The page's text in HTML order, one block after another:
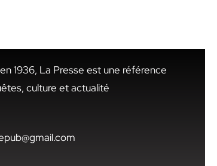
1936, La Presse est une référence
culture et actualité